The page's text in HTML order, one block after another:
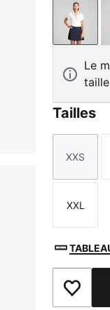
White
Le
Tailles
Taille
XXS
Taille
XXL